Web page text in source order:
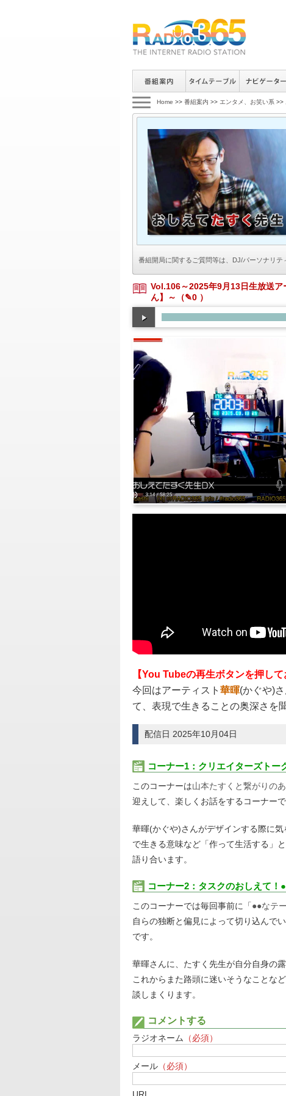
Home >> 番組案内 >> エンタメ、お笑い系 >>
番組開局に関するご質問等は、 DJ/パーソナリテ
Vol.106～2025年9月13日生放送ア
ん】～
（✎0 ）
【You Tubeの再生ボタンを押して
今回はアーティスト 華暉(かぐや)
て、表現で生きることの奥深さを
配信日 2025年10月04日
コーナー1：クリエイターズトー
このコーナーは山本たすくと繋がりの
迎えして、楽しくお話をするコーナーで
華暉(かぐや)さんがデザインする際に
で生きる意味など「作って生活する」
語り合います。
コーナー2：タスクのおしえて！
このコーナーでは毎回事前に「●●なテ
自らの独断と偏見によって切り込んで
です。
華暉さんに、たすく先生が自分自身の
これからまた路頭に迷いそうなことな
談しまくります。
コメントする
ラジオネーム （必須）
メール （必須）